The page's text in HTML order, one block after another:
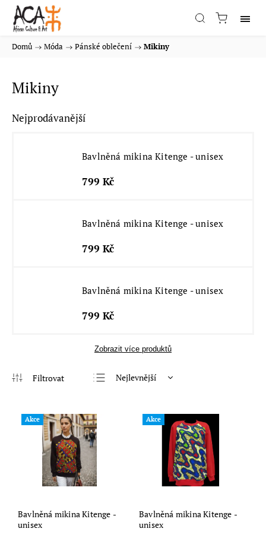
Domů / Móda / Pánské oblečení / Mikiny
Mikiny
Nejprodávanější
Bavlněná mikina Kitenge - unisex
799 Kč
Bavlněná mikina Kitenge - unisex
799 Kč
Bavlněná mikina Kitenge - unisex
799 Kč
Zobrazit více produktů
Nejlevnější
Nejprodávanější
Akce
Bavlněná mikina Kitenge -
unisex
Akce
Bavlněná mikina Kitenge -
unisex